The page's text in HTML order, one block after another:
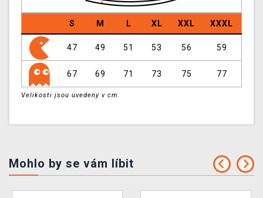
S M L XL XXL XXXL
47 49 51 53 56 59
67 69 71 73 75 77
Velikosti jsou uvedeny v cm.
Mohlo by se vám líbit